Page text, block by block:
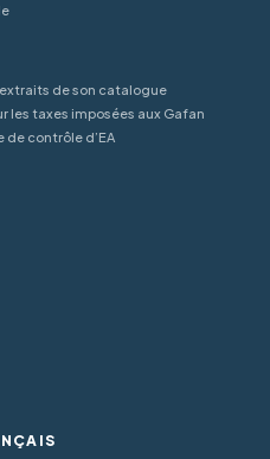
extraits de son catalogue
les taxes imposées aux Gafan
de contrôle d’EA